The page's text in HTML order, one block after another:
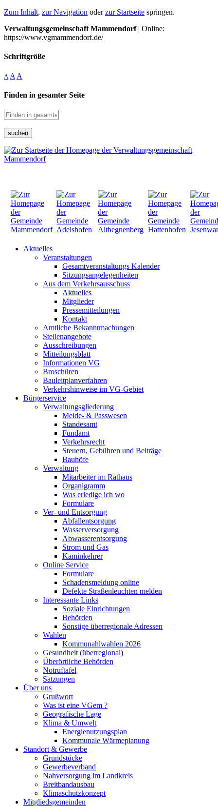
Zum Inhalt, zur Navigation oderzur Startseite springen.
Verwaltungsgemeinschaft Mammendorf| Online:
https://www.vgmammendorf.de/
Schriftgröße
A A A
Finden in gesamter Seite
suchen
Aktuelles
Veranstaltungen
Gesamtveranstaltungs Kalender
Sitzungsangelegenheiten
Aus dem Verkehrsausschuss
Aktuelles
Mitglieder
Pressemitteilungen
Kontakt
Amtliche Bekanntmachungen
Stellenangebote
Ausschreibungen
Mitteilungsblatt
Informationen VG
Broschüren
Bauleitplanverfahren
Verkehrshinweise im VG-Gebiet
Bürgerservice
Verwaltungsgliederung
Melde- & Passwesen
Standesamt
Fundamt
Verkehrsrecht
Steuern, Gebühren und Beiträge
Bauhöfe
Verwaltung
Mitarbeiter im Rathaus
Organigramm
Was erledige ich wo
Formulare
Ver- und Entsorgung
Abfallentsorgung
Wasserversorgung
Abwasserentsorgung
Strom und Gas
Kaminkehrer
Online Service
Formulare
Schadensmeldung online
Defekte Straßenleuchten melden
Interessante Links
Soziale Einrichtungen
Behörden
Sonstige überregionale Adressen
Wahlen
Kommunahlwahlen 2026
Gesundheit (überregional)
Überörtliche Behörden
Notruftafel
Satzungen
Über uns
Grußwort
Was ist eine VGem ?
Geografische Lage
Klima & Umwelt
Energienutzungsplan
Kommunale Wärmeplanung
Standort & Gewerbe
Grundstücke
Gewerbeverband
Nahversorgung im Landkreis
Breitbandausbau
Klimaschutzkonzept
Mitgliedsgemeinden